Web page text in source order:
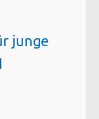
junge